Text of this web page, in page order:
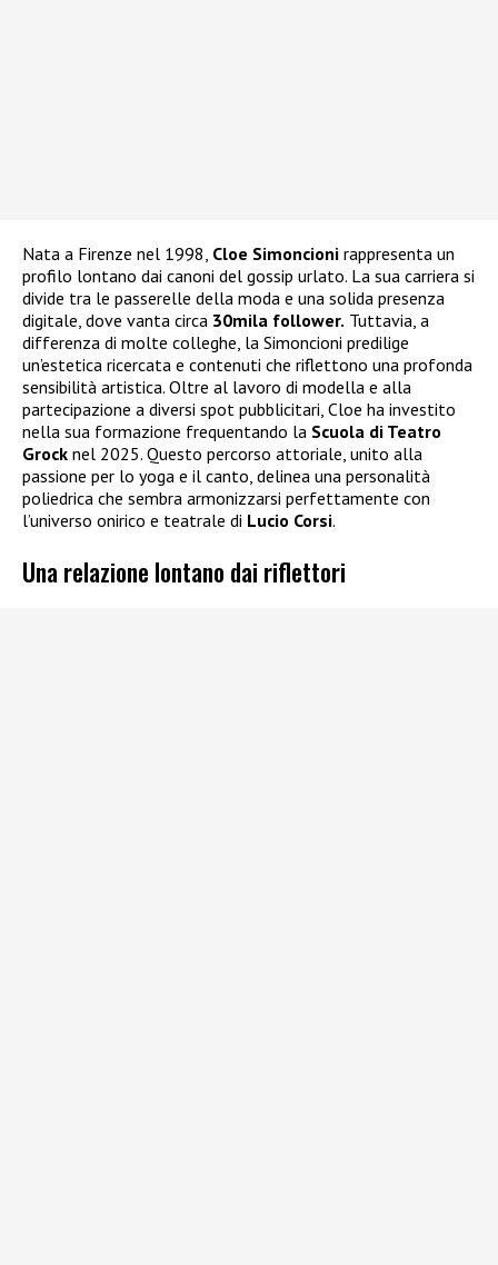
Nata a Firenze nel 1998, Cloe Simoncioni rappresenta un
profilo lontano dai canoni del gossip urlato. La sua carriera si
divide tra le passerelle della moda e una solida presenza
digitale, dove vanta circa 30mila follower. Tuttavia, a
differenza di molte colleghe, la Simoncioni predilige
un’estetica ricercata e contenuti che riflettono una profonda
sensibilità artistica. Oltre al lavoro di modella e alla
partecipazione a diversi spot pubblicitari, Cloe ha investito
nella sua formazione frequentando la Scuola di Teatro
Grock nel 2025. Questo percorso attoriale, unito alla
passione per lo yoga e il canto, delinea una personalità
poliedrica che sembra armonizzarsi perfettamente con
l’universo onirico e teatrale di Lucio Corsi.
Una relazione lontano dai riflettori